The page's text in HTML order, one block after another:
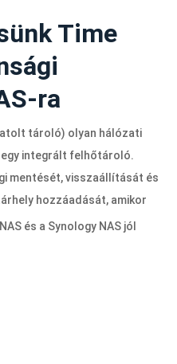
Time
ra
tároló) olyan hálózati
integrált felhőtároló.
mentését, visszaállítását és
hozzáadását, amikor
és a Synology NAS jól